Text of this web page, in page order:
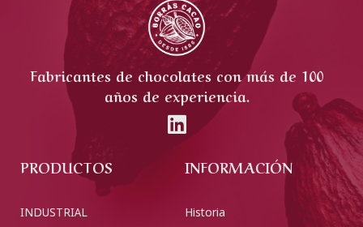
Fabricantes de chocolates con más de 100
años de experiencia.
PRODUCTOS
INDUSTRIAL
INFORMACIÓN
Historia